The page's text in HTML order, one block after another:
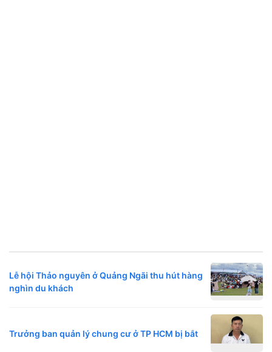
Lễ hội Thảo nguyên ở Quảng Ngãi thu hút hàng
nghìn du khách
Trưởng ban quản lý chung cư ở TP HCM bị bắt